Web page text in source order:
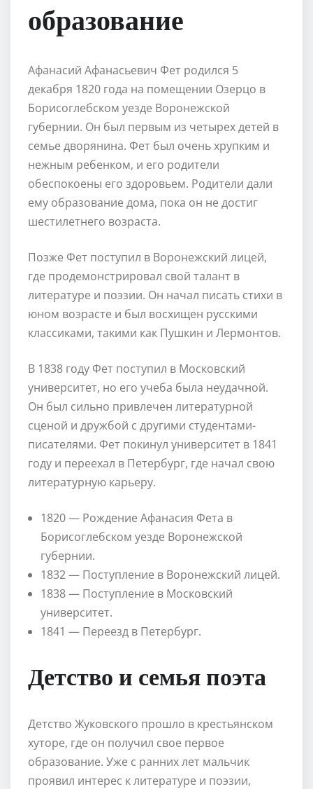
образование
Афанасий Афанасьевич Фет родился 5
декабря 1820 года на помещении Озерцо в
Борисоглебском уезде Воронежской
губернии. Он был первым из четырех детей в
семье дворянина. Фет был очень хрупким и
нежным ребенком, и его родители
обеспокоены его здоровьем. Родители дали
ему образование дома, пока он не достиг
шестилетнего возраста.
Позже Фет поступил в Воронежский лицей,
где продемонстрировал свой талант в
литературе и поэзии. Он начал писать стихи в
юном возрасте и был восхищен русскими
классиками, такими как Пушкин и Лермонтов.
В 1838 году Фет поступил в Московский
университет, но его учеба была неудачной.
Он был сильно привлечен литературной
сценой и дружбой с другими студентами-
писателями. Фет покинул университет в 1841
году и переехал в Петербург, где начал свою
литературную карьеру.
1820 — Рождение Афанасия Фета в
Борисоглебском уезде Воронежской
губернии.
1832 — Поступление в Воронежский лицей.
1838 — Поступление в Московский
университет.
1841 — Переезд в Петербург.
Детство и семья поэта
Детство Жуковского прошло в крестьянском
хуторе, где он получил свое первое
образование. Уже с ранних лет мальчик
проявил интерес к литературе и поэзии,